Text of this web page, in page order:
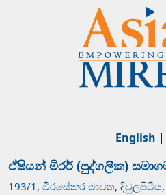
English |
ඒෂියන් මිරර් (පුද්ගලික)
193/1, වීරසේකර මාවත,